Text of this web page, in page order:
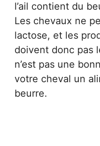
l’ail contient du
Les chevaux ne
lactose, et les
doivent donc pas
n’est pas une
votre cheval un
beurre.